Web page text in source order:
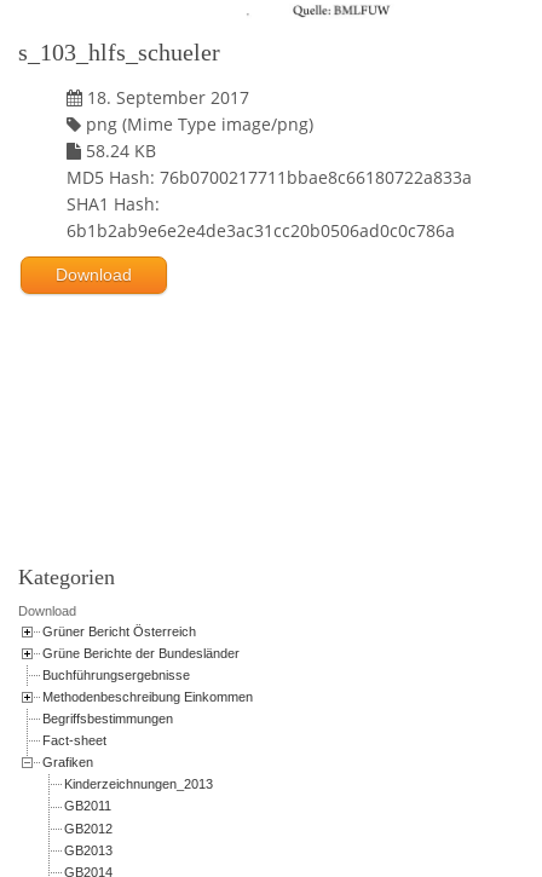
s_103_hlfs_schueler
18. September 2017
png (Mime Type image/png)
58.24 KB
MD5 Hash: 76b0700217711bbae8c66180722a833a
SHA1 Hash:
6b1b2ab9e6e2e4de3ac31cc20b0506ad0c0c786a
Download
Kategorien
Download
Grüner Bericht Österreich
Grüne Berichte der Bundesländer
Buchführungsergebnisse
Methodenbeschreibung Einkommen
Begriffsbestimmungen
Fact-sheet
Grafiken
Kinderzeichnungen_2013
GB2011
GB2012
GB2013
GB2014